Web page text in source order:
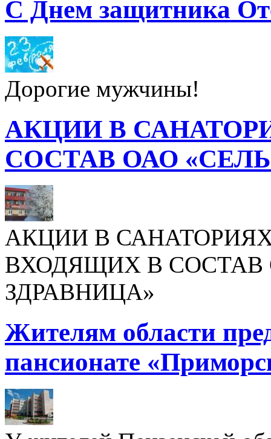
С Днем защитника
Дорогие мужчины!
АКЦИИ В
СОСТАВ ОАО
АКЦИИ В
ВХОДЯЩИХ В СОСТАВ
ЗДРАВНИЦА»
Жителям области
пансионате